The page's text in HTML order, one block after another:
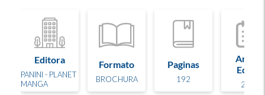
Editora
PANINI - PLANET
MANGA
Formato
BROCHURA
Paginas
192
Ano de
Edição
2021